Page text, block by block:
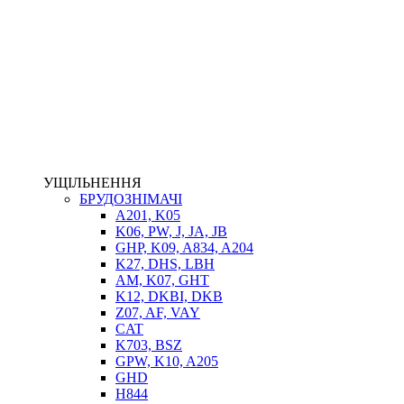
ВТУЛКИ
УЩІЛЬНЕННЯ
БРУДОЗНІМАЧІ
A201, K05
K06, PW, J, JA, JB
GHP, K09, A834, A204
K27, DHS, LBH
AM, K07, GHT
K12, DKBI, DKB
Z07, AF, VAY
CAT
K703, BSZ
GPW, K10, A205
GHD
H844